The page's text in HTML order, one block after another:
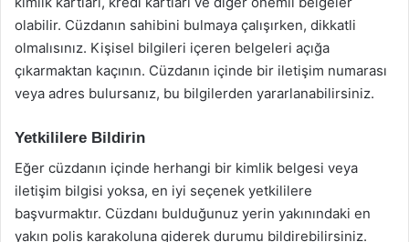
olabilir. Cüzdanın sahibini bulmaya çalışırken, dikkatli
olmalısınız. Kişisel bilgileri içeren belgeleri açığa
çıkarmaktan kaçının. Cüzdanın içinde bir iletişim numarası
veya adres bulursanız, bu bilgilerden yararlanabilirsiniz.
Yetkililere Bildirin
Eğer cüzdanın içinde herhangi bir kimlik belgesi veya
iletişim bilgisi yoksa, en iyi seçenek yetkililere
başvurmaktır. Cüzdanı bulduğunuz yerin yakınındaki en
yakın polis karakoluna giderek durumu bildirebilirsiniz.